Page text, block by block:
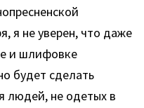
я не уверен, что даже
и шлифовке
будет сделать
людей, не одетых в